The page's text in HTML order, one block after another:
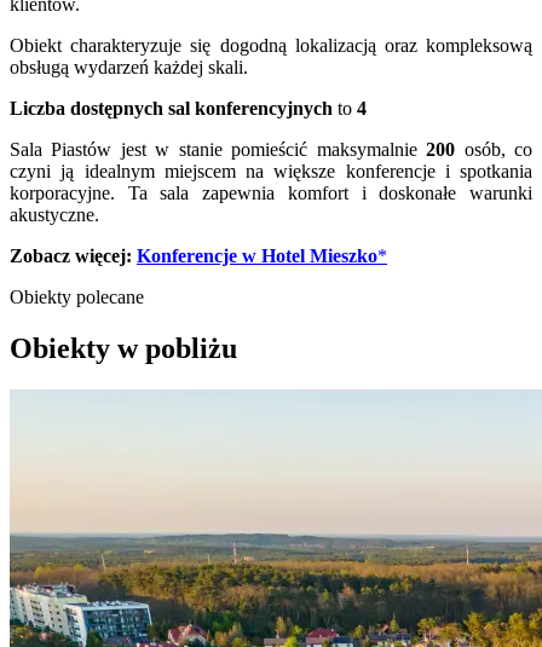
klientów.
Obiekt charakteryzuje się dogodną lokalizacją oraz kompleksową
obsługą wydarzeń każdej skali.
Liczba dostępnych sal konferencyjnych to 4
Sala Piastów jest w stanie pomieścić maksymalnie200 osób, co
czyni ją idealnym miejscem na większe konferencje i spotkania
korporacyjne. Ta sala zapewnia komfort i doskonałe warunki
akustyczne.
Zobacz więcej: Konferencje w Hotel Mieszko*
Obiekty polecane
Obiekty w pobliżu